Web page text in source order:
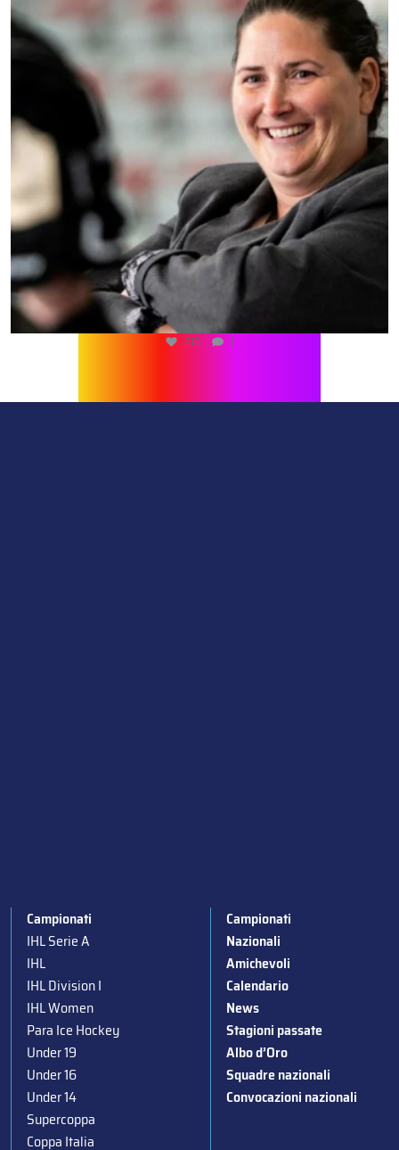
216 1
Campionati
IHL Serie A
IHL
IHL Division I
IHL Women
Para Ice Hockey
Under 19
Under 16
Under 14
Supercoppa
Coppa Italia
Campionati
Nazionali
Amichevoli
Calendario
News
Stagioni passate
Albo d’Oro
Squadre nazionali
Convocazioni nazionali